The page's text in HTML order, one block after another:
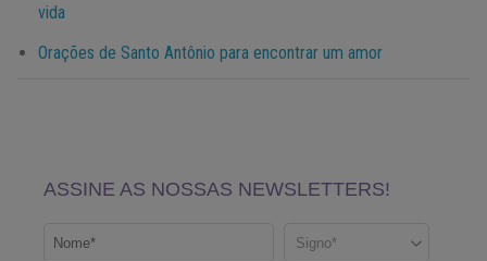
vida
Orações de Santo Antônio para encontrar um amor